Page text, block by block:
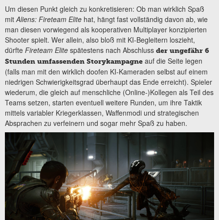
Um diesen Punkt gleich zu konkretisieren: Ob man wirklich Spaß
mit Aliens: Fireteam Elite hat, hängt fast vollständig davon ab, wie
man diesen vorwiegend als kooperativen Multiplayer konzipierten
Shooter spielt. Wer allein, also bloß mit KI-Begleitern loszieht,
dürfte Fireteam Elite spätestens nach Abschluss der ungefähr 6
Stunden umfassenden Storykampagne auf die Seite legen
(falls man mit den wirklich doofen KI-Kameraden selbst auf einem
niedrigen Schwierigkeitsgrad überhaupt das Ende erreicht). Spieler
wiederum, die gleich auf menschliche (Online-)Kollegen als Teil des
Teams setzen, starten eventuell weitere Runden, um ihre Taktik
mittels variabler Kriegerklassen, Waffenmodi und strategischen
Absprachen zu verfeinern und sogar mehr Spaß zu haben.